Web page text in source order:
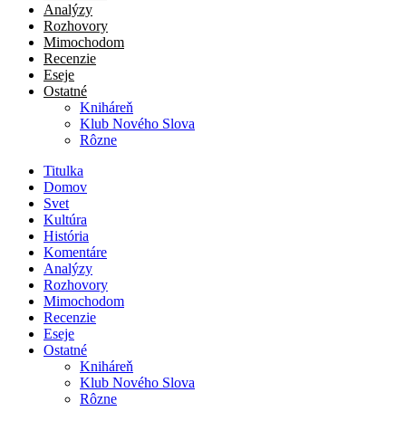
Analýzy
Rozhovory
Mimochodom
Recenzie
Eseje
Ostatné
Kniháreň
Klub Nového Slova
Rôzne
Titulka
Domov
Svet
Kultúra
História
Komentáre
Analýzy
Rozhovory
Mimochodom
Recenzie
Eseje
Ostatné
Kniháreň
Klub Nového Slova
Rôzne